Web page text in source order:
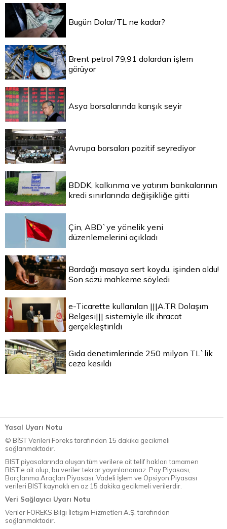
Bugün Dolar/TL ne kadar?
Brent petrol 79,91 dolardan işlem
görüyor
Asya borsalarında karışık seyir
Avrupa borsaları pozitif seyrediyor
BDDK, kalkınma ve yatırım bankalarının
kredi sınırlarında değişikliğe gitti
Çin, ABD`ye yönelik yeni
düzenlemelerini açıkladı
Bardağı masaya sert koydu, işinden oldu!
Son sözü mahkeme söyledi
e-Ticarette kullanılan |||A.TR Dolaşım
Belgesi||| sistemiyle ilk ihracat
gerçekleştirildi
Gıda denetimlerinde 250 milyon TL`lik
ceza kesildi
Yasal Uyarı Notu
© BİST Verileri Foreks tarafından 15 dakika gecikmeli
sağlanmaktadır.
BIST piyasalarında oluşan tüm verilere ait telif hakları tamamen
BIST'e ait olup, bu veriler tekrar yayınlanamaz. Pay Piyasası,
Borçlanma Araçları Piyasası, Vadeli İşlem ve Opsiyon Piyasası
verileri BIST kaynaklı en az 15 dakika gecikmeli verilerdir.
Veri Sağlayıcı Uyarı Notu
Veriler FOREKS Bilgi İletişim Hizmetleri A.Ş. tarafından
sağlanmaktadır.